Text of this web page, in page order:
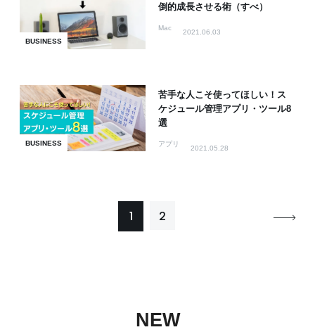
BUSINESS
倒的成長させる術（すべ）
Mac
2021.06.03
BUSINESS
苦手な人こそ使ってほしい！ス
ケジュール管理アプリ・ツール8
選
アプリ
2021.05.28
1 2
NEW